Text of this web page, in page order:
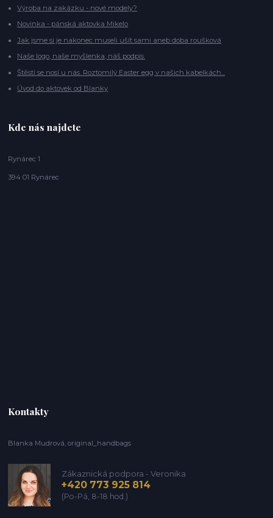
Výroba na zakázku - nové modely?
Novinka - pánská aktovka Mikelo
Jak jsme si je nakonec museli ušít sami aneb doba roušková
Naše logo, naše myšlenka, náš podpis.
Štěstí se nosí u nás. Roztomilý Easter egg v našich kabelkách...
Úvod do aktovek od Blanky
Kde nás najdete
Rynárec 1
394 01 Rynárec
Kontakty
Blanka Mudrová, original_handbags
Zákaznická podpora - Veronika
+420 773 925 814
(Po-Pá, 8-18 hod.)